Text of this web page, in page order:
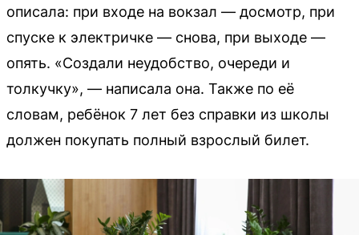
описала: при входе на вокзал — досмотр, при
спуске к электричке — снова, при выходе —
опять. «Создали неудобство, очереди и
толкучку», — написала она. Также по её
словам, ребёнок 7 лет без справки из школы
должен покупать полный взрослый билет.